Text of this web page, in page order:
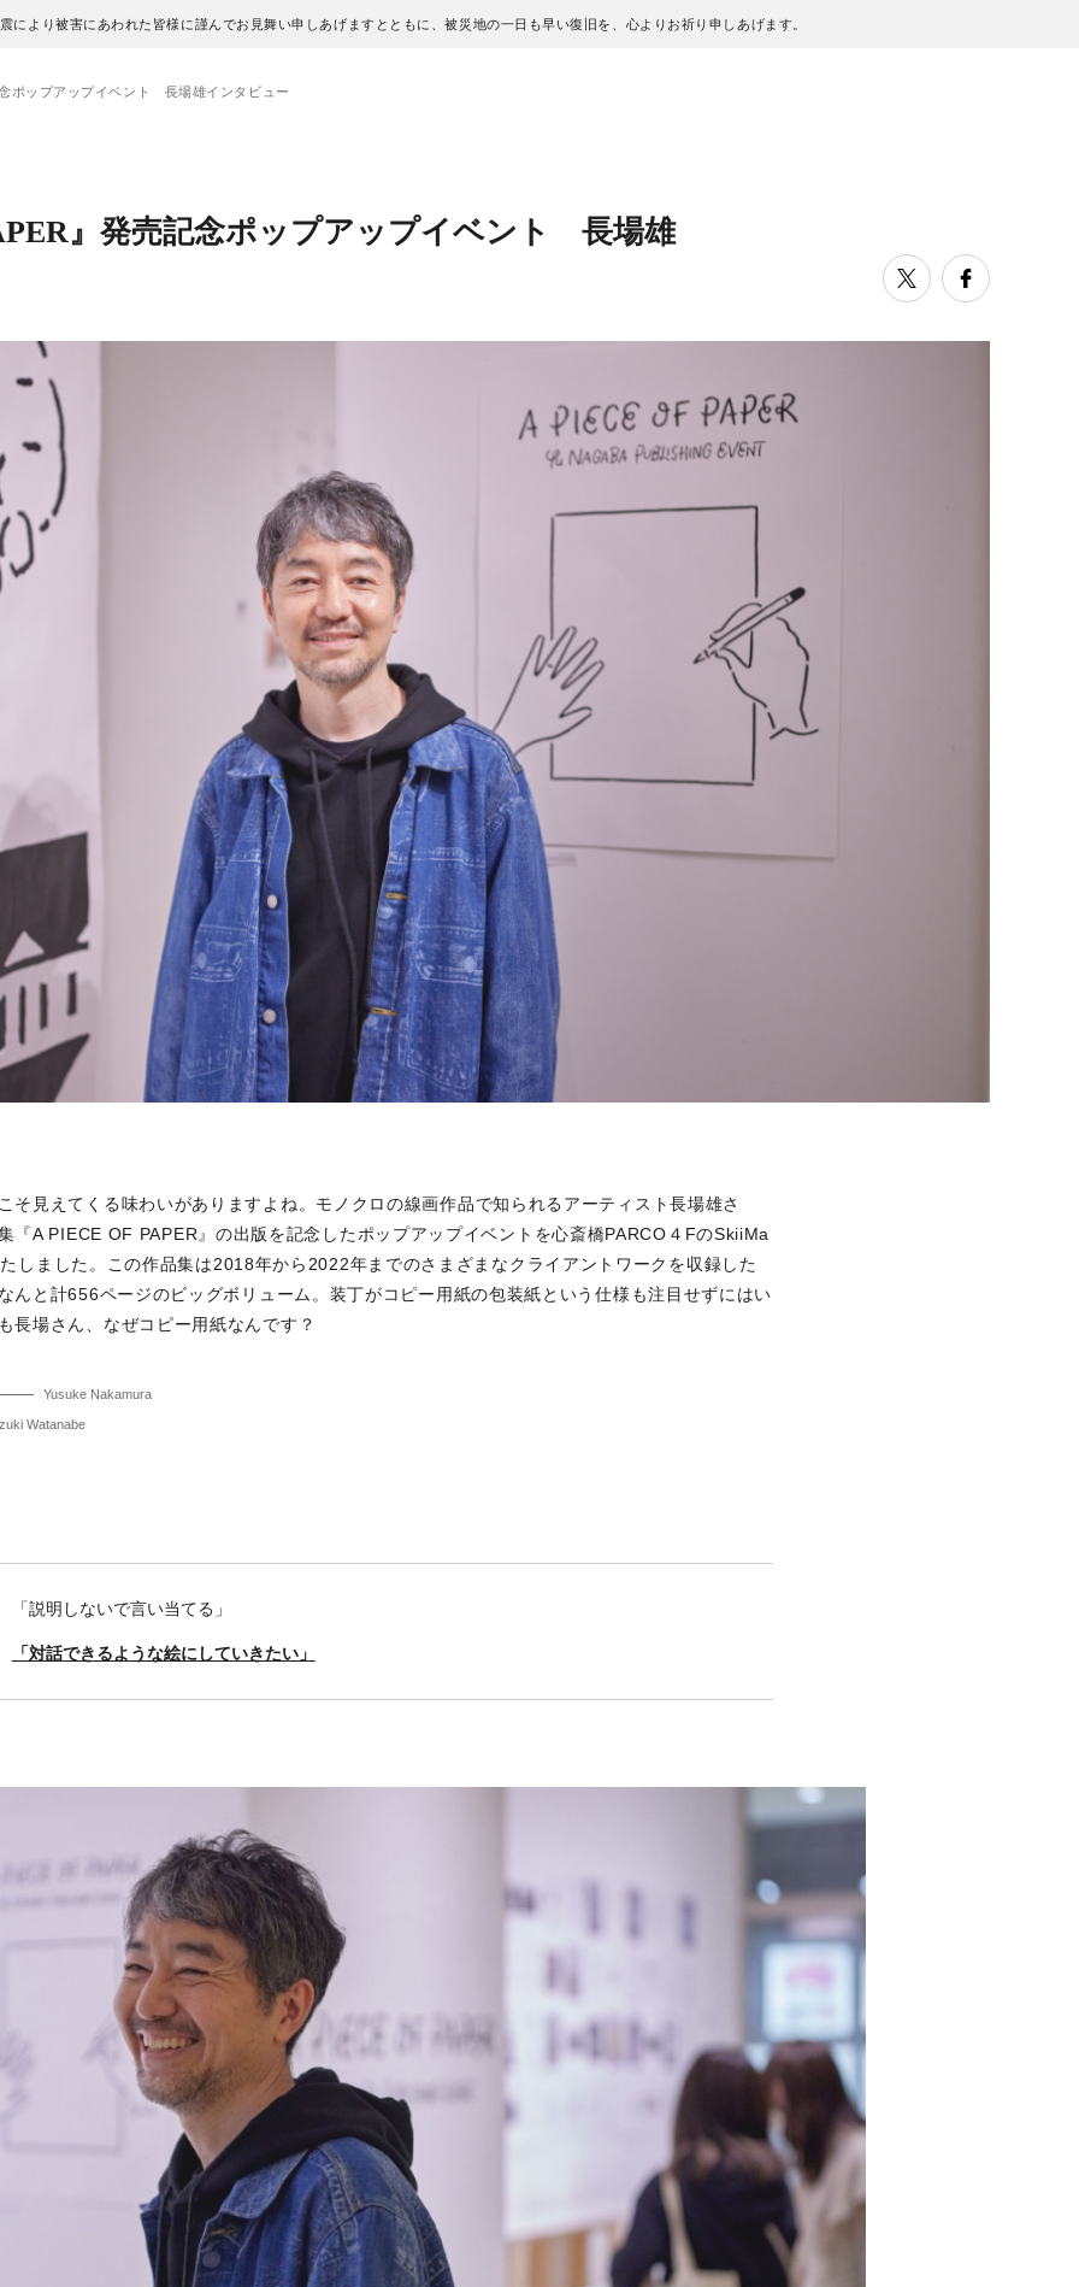
により被害にあわれた皆様に謹んでお見舞い申しあげますとともに、被災地の一日も早い復旧を、心よりお祈り申しあげます。
ポップアップイベント 長場雄インタビュー
』発売記念ポップアップイベント 長場雄
そ見えてくる味わいがありますよね。モノクロの線画作品で知られるアーティスト長場雄さ
『A PIECE OF PAPER』の出版を記念したポップアップイベントを心斎橋PARCO４FのSkiiMa
しました。この作品集は2018年から2022年までのさまざまなクライアントワークを収録した
んと計656ページのビッグボリューム。装丁がコピー用紙の包装紙という仕様も注目せずにはい
長場さん、なぜコピー用紙なんです？
Yusuke Nakamura
Watanabe
「説明しないで言い当てる」
「対話できるような絵にしていきたい」